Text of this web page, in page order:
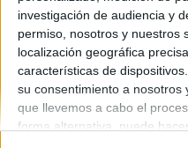
investigación de audiencia y
permiso, nosotros y nuestros
localización geográfica
características de
su consentimiento a nosotros
que llevemos a cabo el
forma alternativa, puede